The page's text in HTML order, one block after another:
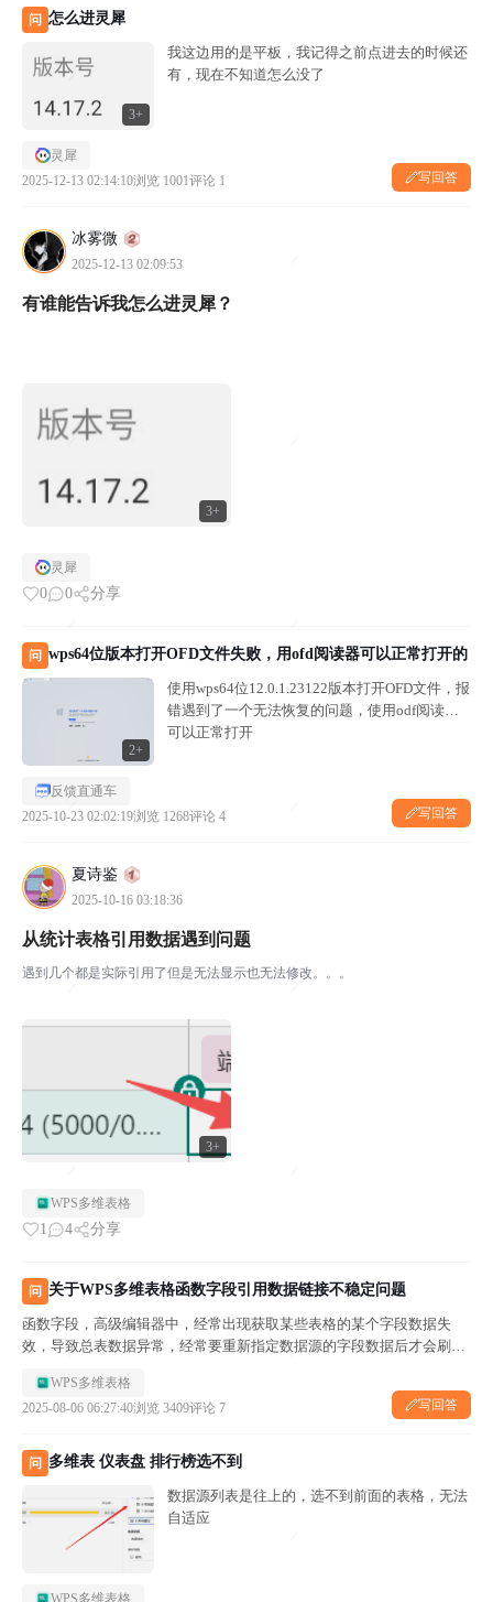
问 怎么进灵犀
3+
我这边用的是平板，我记得之前点进去的时候还
有，现在不知道怎么没了
灵犀
2025-12-13 02:14:10浏览 1001评论 1 写回答
冰雾微
2025-12-13 02:09:53
3+
有谁能告诉我怎么进灵犀？
灵犀
0 0 分享
问 wps64位版本打开OFD文件失败，用ofd阅读器可以正常打开的
2+
使用wps64位12.0.1.23122版本打开OFD文件，报
错遇到了一个无法恢复的问题，使用odf阅读器
可以正常打开
反馈直通车
2025-10-23 02:02:19浏览 1268评论 4 写回答
夏诗鉴
2025-10-16 03:18:36
3+
从统计表格引用数据遇到问题
遇到几个都是实际引用了但是无法显示也无法修改。。。
WPS多维表格
1 4 分享
问 关于WPS多维表格函数字段引用数据链接不稳定问题
函数字段，高级编辑器中，经常出现获取某些表格的某个字段数据失
效，导致总表数据异常，经常要重新指定数据源的字段数据后才会刷
WPS多维表格
2025-08-06 06:27:40浏览 3409评论 7 写回答
问 多维表 仪表盘 排行榜选不到
数据源列表是往上的，选不到前面的表格，无法
自适应
WPS多维表格